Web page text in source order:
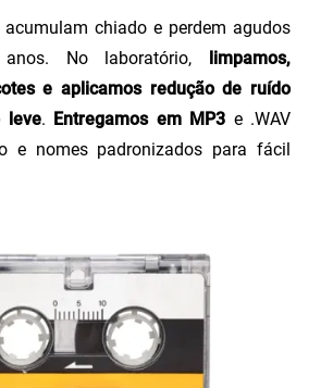
acumulam chiado e perdem agudos
No laboratório, limpamos,
e aplicamos redução de ruído
leve. Entregamos em MP3 e .WAV
e nomes padronizados para fácil